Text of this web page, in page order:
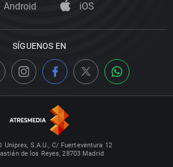
Android iOS
SÍGUENOS EN
Uniprex, S.A.U., C/ Fuerteventura 12
de los Reyes, 28703 Madrid